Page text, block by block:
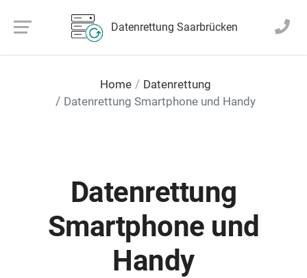
Datenrettung Saarbrücken
Home
Datenrettung
Datenrettung Smartphone und Handy
Datenrettung
Smartphone und
Handy